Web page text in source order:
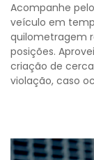
Acompanhe
veículo em
quilometragem
posições.
criação de
violação, caso